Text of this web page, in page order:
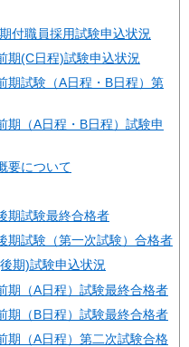
付職員採用試験申込状況
期(C日程)試験申込状況
期試験（A日程・B日程）第
期（A日程・B日程）試験申
要について
期試験最終合格者
期試験（第一次試験）合格者
期)試験申込状況
期（A日程）試験最終合格者
期（B日程）試験最終合格者
期（A日程）第二次試験合格